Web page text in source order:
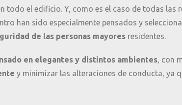
todo el edificio. Y, como es el caso de todas
han sido especialmente pensados y
de las personas mayores residentes.
en elegantes y distintos ambientes, con
y minimizar las alteraciones de conducta, ya